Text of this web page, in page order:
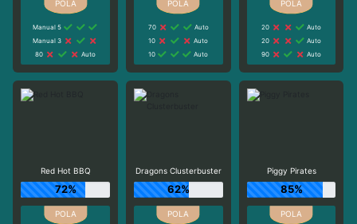
Manual 5
Manual 3
80
Auto
70
Auto
10
Auto
10
Auto
20
Auto
20
Auto
90
Auto
Red Hot BBQ
72%
Dragons Clusterbuster
62%
Piggy Pirates
85%